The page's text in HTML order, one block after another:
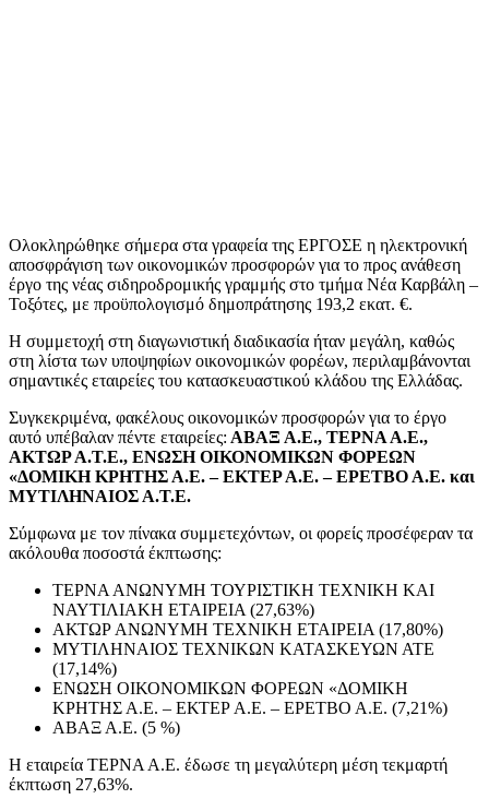
Ολοκληρώθηκε σήμερα στα γραφεία της ΕΡΓΟΣΕ η ηλεκτρονική
αποσφράγιση των οικονομικών προσφορών για το προς ανάθεση
έργο της νέας σιδηροδρομικής γραμμής στο τμήμα Νέα Καρβάλη –
Τοξότες, με προϋπολογισμό δημοπράτησης 193,2 εκατ. €.
Η συμμετοχή στη διαγωνιστική διαδικασία ήταν μεγάλη, καθώς
στη λίστα των υποψηφίων οικονομικών φορέων, περιλαμβάνονται
σημαντικές εταιρείες του κατασκευαστικού κλάδου της Ελλάδας.
Συγκεκριμένα, φακέλους οικονομικών προσφορών για το έργο
αυτό υπέβαλαν πέντε εταιρείες: ΑΒΑΞ Α.Ε., ΤΕΡΝΑ Α.Ε.,
ΑΚΤΩΡ Α.Τ.Ε., ΕΝΩΣΗ ΟΙΚΟΝΟΜΙΚΩΝ ΦΟΡΕΩΝ
«ΔΟΜΙΚΗ ΚΡΗΤΗΣ Α.Ε. – ΕΚΤΕΡ Α.Ε. – ΕΡΕΤΒΟ Α.Ε. και
ΜΥΤΙΛΗΝΑΙΟΣ Α.Τ.Ε.
Σύμφωνα με τον πίνακα συμμετεχόντων, οι φορείς προσέφεραν τα
ακόλουθα ποσοστά έκπτωσης:
ΤΕΡΝΑ ΑΝΩΝΥΜΗ ΤΟΥΡΙΣΤΙΚΗ ΤΕΧΝΙΚΗ ΚΑΙ
ΝΑΥΤΙΛΙΑΚΗ ΕΤΑΙΡΕΙΑ (27,63%)
ΑΚΤΩΡ ΑΝΩΝΥΜΗ ΤΕΧΝΙΚΗ ΕΤΑΙΡΕΙΑ (17,80%)
ΜΥΤΙΛΗΝΑΙΟΣ ΤΕΧΝΙΚΩΝ ΚΑΤΑΣΚΕΥΩΝ ΑΤΕ
(17,14%)
ΕΝΩΣΗ ΟΙΚΟΝΟΜΙΚΩΝ ΦΟΡΕΩΝ «ΔΟΜΙΚΗ
ΚΡΗΤΗΣ Α.Ε. – ΕΚΤΕΡ Α.Ε. – ΕΡΕΤΒΟ Α.Ε. (7,21%)
ΑΒΑΞ Α.Ε. (5 %)
Η εταιρεία ΤΕΡΝΑ Α.Ε. έδωσε τη μεγαλύτερη μέση τεκμαρτή
έκπτωση 27,63%.